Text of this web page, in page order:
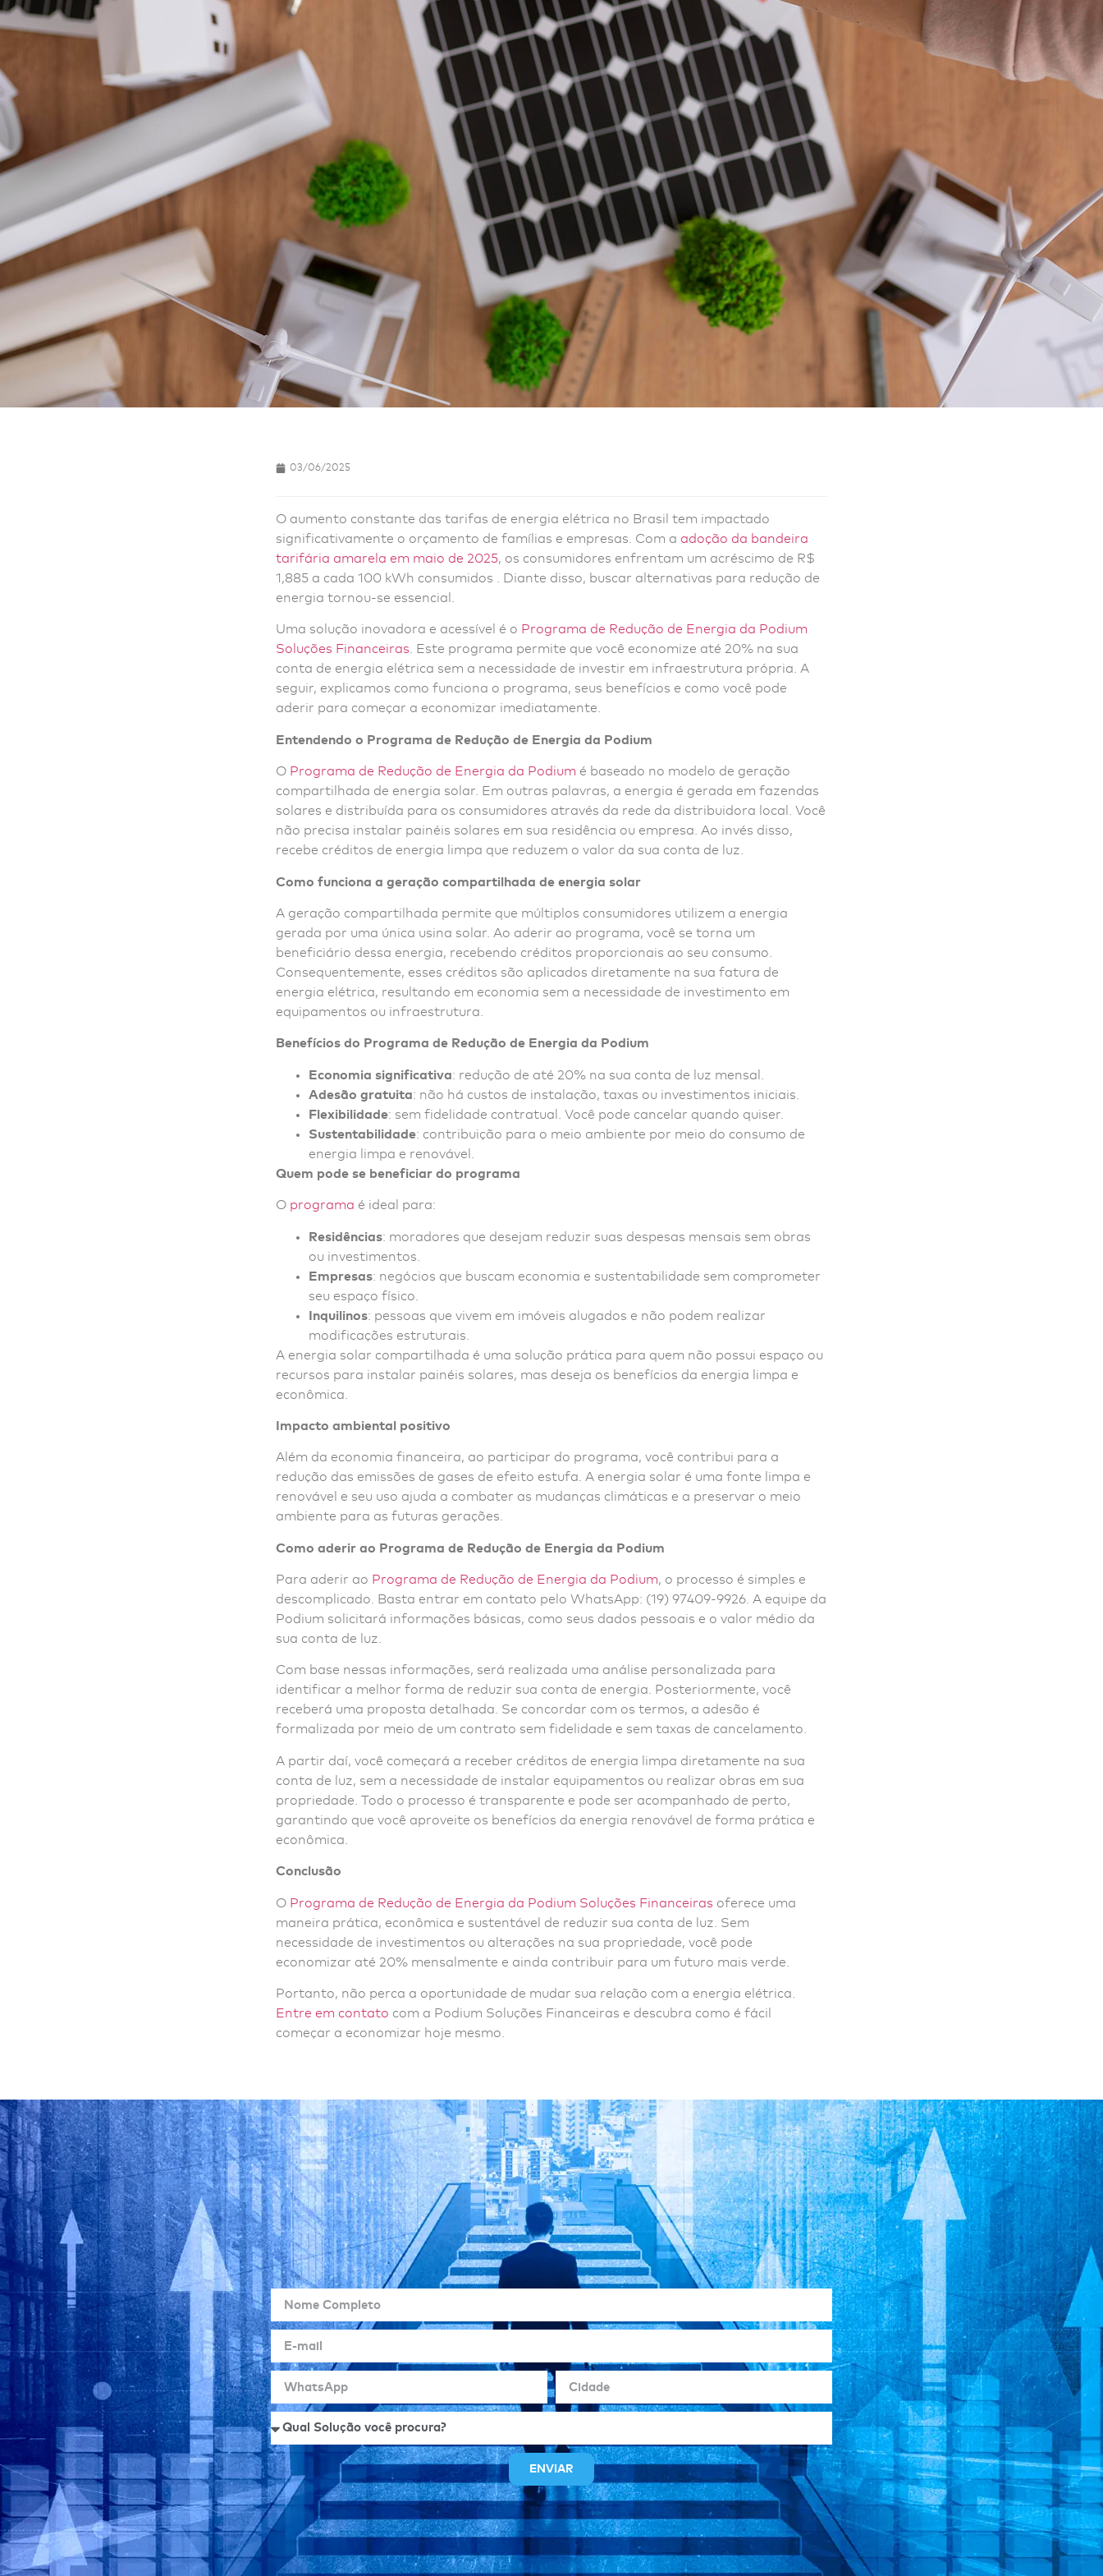
03/06/2025
O aumento constante das tarifas de energia elétrica no Brasil tem impactado
significativamente o orçamento de famílias e empresas. Com a adoção da bandeira
tarifária amarela em maio de 2025, os consumidores enfrentam um acréscimo de R$
1,885 a cada 100 kWh consumidos . Diante disso, buscar alternativas para redução de
energia tornou-se essencial.
Uma solução inovadora e acessível é o Programa de Redução de Energia da Podium
Soluções Financeiras. Este programa permite que você economize até 20% na sua
conta de energia elétrica sem a necessidade de investir em infraestrutura própria. A
seguir, explicamos como funciona o programa, seus benefícios e como você pode
aderir para começar a economizar imediatamente.
Entendendo o Programa de Redução de Energia da Podium
O Programa de Redução de Energia da Podium é baseado no modelo de geração
compartilhada de energia solar. Em outras palavras, a energia é gerada em fazendas
solares e distribuída para os consumidores através da rede da distribuidora local. Você
não precisa instalar painéis solares em sua residência ou empresa. Ao invés disso,
recebe créditos de energia limpa que reduzem o valor da sua conta de luz.
Como funciona a geração compartilhada de energia solar
A geração compartilhada permite que múltiplos consumidores utilizem a energia
gerada por uma única usina solar. Ao aderir ao programa, você se torna um
beneficiário dessa energia, recebendo créditos proporcionais ao seu consumo.
Consequentemente, esses créditos são aplicados diretamente na sua fatura de
energia elétrica, resultando em economia sem a necessidade de investimento em
equipamentos ou infraestrutura.
Benefícios do Programa de Redução de Energia da Podium
Economia significativa: redução de até 20% na sua conta de luz mensal.
Adesão gratuita: não há custos de instalação, taxas ou investimentos iniciais.
Flexibilidade: sem fidelidade contratual. Você pode cancelar quando quiser.
Sustentabilidade: contribuição para o meio ambiente por meio do consumo de
energia limpa e renovável.
Quem pode se beneficiar do programa
O programa é ideal para:
Residências: moradores que desejam reduzir suas despesas mensais sem obras
ou investimentos.
Empresas: negócios que buscam economia e sustentabilidade sem comprometer
seu espaço físico.
Inquilinos: pessoas que vivem em imóveis alugados e não podem realizar
modificações estruturais.
A energia solar compartilhada é uma solução prática para quem não possui espaço ou
recursos para instalar painéis solares, mas deseja os benefícios da energia limpa e
econômica.
Impacto ambiental positivo
Além da economia financeira, ao participar do programa, você contribui para a
redução das emissões de gases de efeito estufa. A energia solar é uma fonte limpa e
renovável e seu uso ajuda a combater as mudanças climáticas e a preservar o meio
ambiente para as futuras gerações.
Como aderir ao Programa de Redução de Energia da Podium
Para aderir ao Programa de Redução de Energia da Podium, o processo é simples e
descomplicado. Basta entrar em contato pelo WhatsApp: (19) 97409-9926. A equipe da
Podium solicitará informações básicas, como seus dados pessoais e o valor médio da
sua conta de luz.
Com base nessas informações, será realizada uma análise personalizada para
identificar a melhor forma de reduzir sua conta de energia. Posteriormente, você
receberá uma proposta detalhada. Se concordar com os termos, a adesão é
formalizada por meio de um contrato sem fidelidade e sem taxas de cancelamento.
A partir daí, você começará a receber créditos de energia limpa diretamente na sua
conta de luz, sem a necessidade de instalar equipamentos ou realizar obras em sua
propriedade. Todo o processo é transparente e pode ser acompanhado de perto,
garantindo que você aproveite os benefícios da energia renovável de forma prática e
econômica.
Conclusão
O Programa de Redução de Energia da Podium Soluções Financeiras oferece uma
maneira prática, econômica e sustentável de reduzir sua conta de luz. Sem
necessidade de investimentos ou alterações na sua propriedade, você pode
economizar até 20% mensalmente e ainda contribuir para um futuro mais verde.
Portanto, não perca a oportunidade de mudar sua relação com a energia elétrica.
Entre em contato com a Podium Soluções Financeiras e descubra como é fácil
começar a economizar hoje mesmo.
ENVIAR